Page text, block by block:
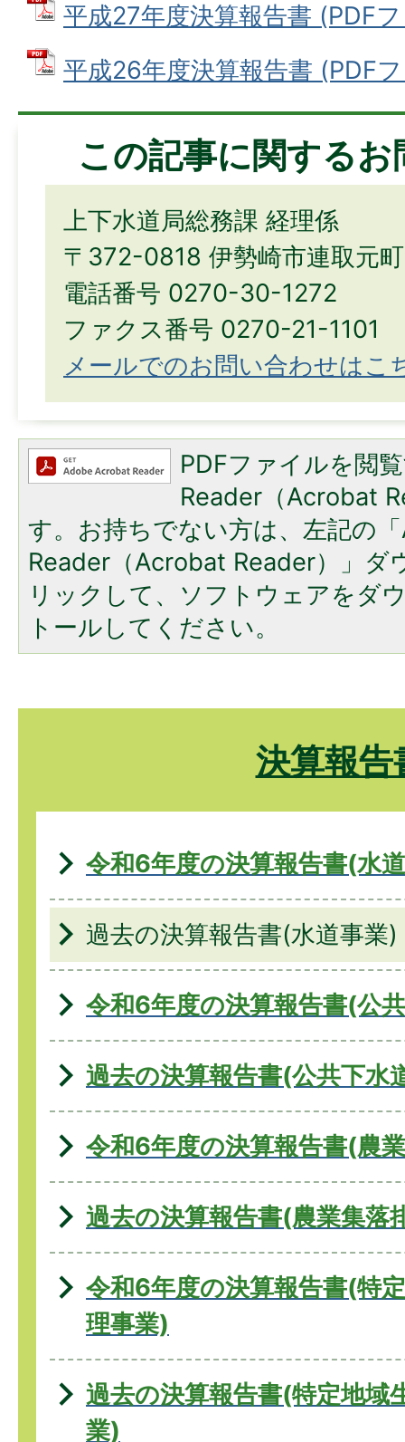
平成27年度決算報告書 (PDF
平成26年度決算報告書 (PDF
この記事に関する
上下水道局総務課 経理係
〒372-0818 伊勢崎市連取元
電話番号 0270-30-1272
ファクス番号 0270-21-1101
メールでのお問い合わせはこ
PDFファイルを閲
Reader（Acrobat
す。お持ちでない方は、左記の
Reader（Acrobat Reader）」ダ
リックして、ソフトウェアをダ
トールしてください。
決算報告
令和6年度の決算報告書(水
過去の決算報告書(水道事業)
令和6年度の決算報告書(公
過去の決算報告書(公共下水
令和6年度の決算報告書(農
過去の決算報告書(農業集落
令和6年度の決算報告書(特
理事業)
過去の決算報告書(特定地域
業)